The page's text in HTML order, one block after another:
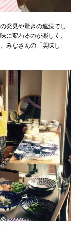
発見や驚きの連続でし
に変わるのが楽しく、
みなさんの「美味し